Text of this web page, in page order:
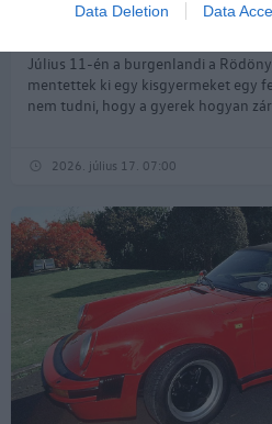
Data Deletion Data
Amiről kevés szó esik: a
2026. július 17. 07:00
Július 11-én a burgenlandi a
mentettek ki egy kisgyermeket egy
nem tudni, hogy a gyerek hogyan